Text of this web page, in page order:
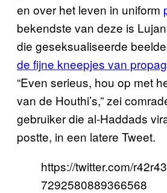
en over het leven in uniform
bekendste van deze is
die geseksualiseerde
de fijne kneepjes van
“Even serieus, hou op met
van de Houthi’s,” zei
gebruiker die al-Haddads
postte, in een latere Tweet.
https://twitter.com/
7292580889366568